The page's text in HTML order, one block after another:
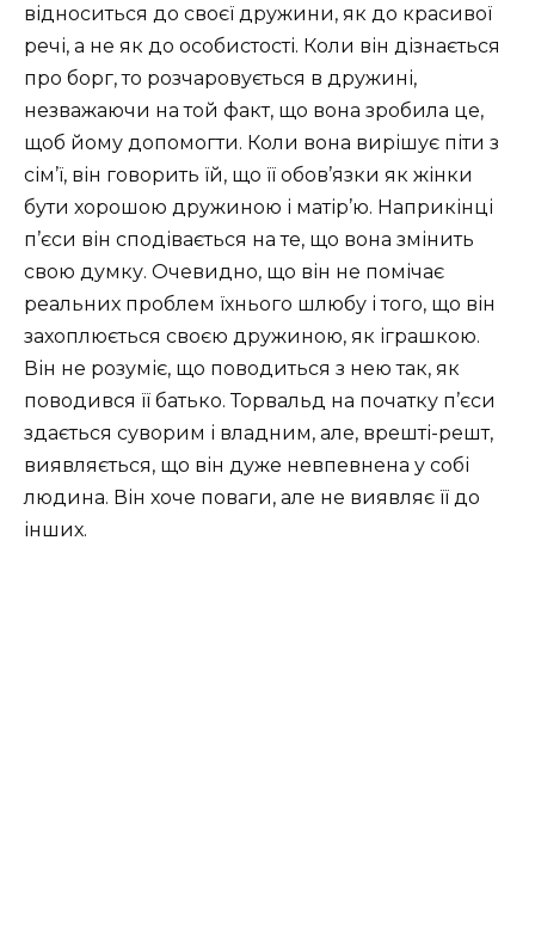
відноситься до своєї дружини, як до красивої
речі, а не як до особистості. Коли він дізнається
про борг, то розчаровується в дружині,
незважаючи на той факт, що вона зробила це,
щоб йому допомогти. Коли вона вирішує піти з
сім’ї, він говорить їй, що її обов’язки як жінки
бути хорошою дружиною і матір’ю. Наприкінці
п’єси він сподівається на те, що вона змінить
свою думку. Очевидно, що він не помічає
реальних проблем їхнього шлюбу і того, що він
захоплюється своєю дружиною, як іграшкою.
Він не розуміє, що поводиться з нею так, як
поводився її батько. Торвальд на початку п’єси
здається суворим і владним, але, врешті-решт,
виявляється, що він дуже невпевнена у собі
людина. Він хоче поваги, але не виявляє її до
інших.